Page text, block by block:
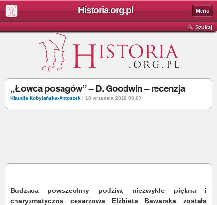
Historia.org.pl Menu
Szukaj
„Łowca posagów” – D. Goodwin – recenzja
Klaudia Kobylańska-Antoszek | 18 września 2018 08:00
Budząca powszechny podziw, niezwykle piękna i
charyzmatyczna cesarzowa Elżbieta Bawarska została